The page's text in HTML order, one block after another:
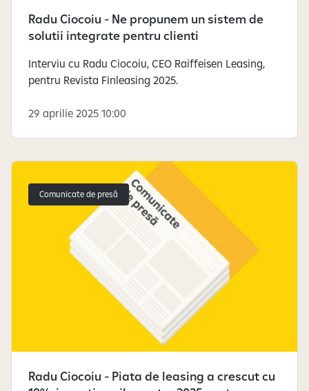
Radu Ciocoiu - Ne propunem un sistem de
solutii integrate pentru clienti
Interviu cu Radu Ciocoiu, CEO Raiffeisen Leasing,
pentru Revista Finleasing 2025.
29 aprilie 2025 10:00
Comunicate de presă
Radu Ciocoiu - Piata de leasing a crescut cu